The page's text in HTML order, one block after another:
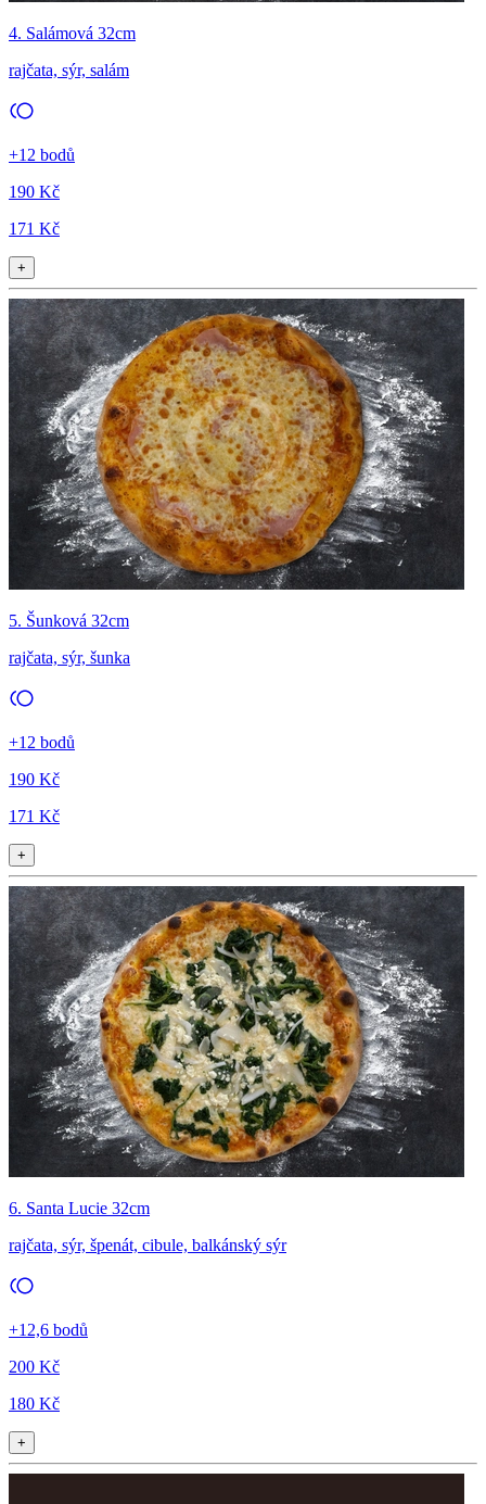
4. Salámová 32cm
rajčata, sýr, salám
+12 bodů
190 Kč
171 Kč
+
5. Šunková 32cm
rajčata, sýr, šunka
+12 bodů
190 Kč
171 Kč
+
6. Santa Lucie 32cm
rajčata, sýr, špenát, cibule, balkánský sýr
+12,6 bodů
200 Kč
180 Kč
+